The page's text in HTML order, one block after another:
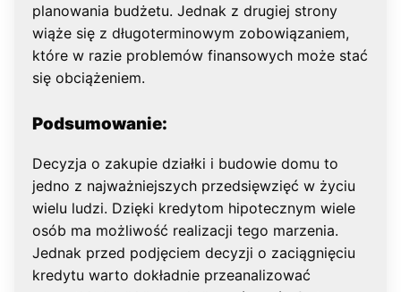
planowania budżetu. Jednak z drugiej strony
wiąże się z długoterminowym zobowiązaniem,
które w razie problemów finansowych może stać
się obciążeniem.
Podsumowanie:
Decyzja o zakupie działki i budowie domu to
jedno z najważniejszych przedsięwzięć w życiu
wielu ludzi. Dzięki kredytom hipotecznym wiele
osób ma możliwość realizacji tego marzenia.
Jednak przed podjęciem decyzji o zaciągnięciu
kredytu warto dokładnie przeanalizować